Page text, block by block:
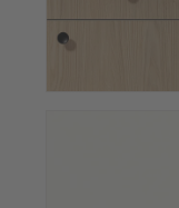
Une harmonie